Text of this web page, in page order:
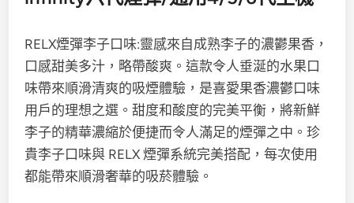
RELX煙彈李子口味:靈感來自成熟李子的濃鬱果香，
口感甜美多汁，略帶酸爽。這款令人垂涎的水果口
味帶來順滑清爽的吸煙體驗，是喜愛果香濃鬱口味
用戶的理想之選。甜度和酸度的完美平衡，將新鮮
李子的精華濃縮於便捷而令人滿足的煙彈之中。珍
貴李子口味與 RELX 煙彈系統完美搭配，每次使用
都能帶來順滑奢華的吸菸體驗。